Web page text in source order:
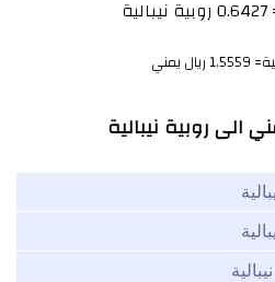
الى روبية نيبالية